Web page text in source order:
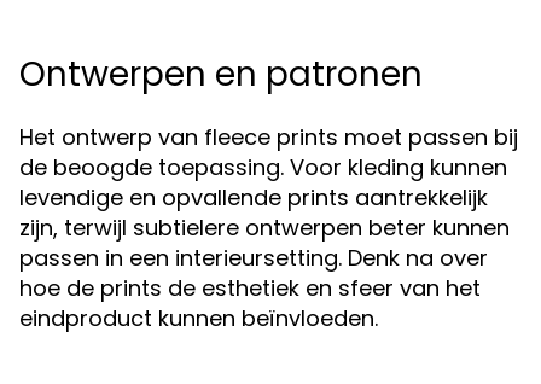
Ontwerpen en patronen
Het ontwerp van fleece prints moet passen bij
de beoogde toepassing. Voor kleding kunnen
levendige en opvallende prints aantrekkelijk
zijn, terwijl subtielere ontwerpen beter kunnen
passen in een interieursetting. Denk na over
hoe de prints de esthetiek en sfeer van het
eindproduct kunnen beïnvloeden.